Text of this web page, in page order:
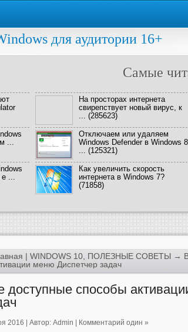
для аудитории 16+
Самые
На просторах интернета
свирепствует новый вирус, к
... (285623)
...
Отключаем или удаляем
Windows Defender в Windows 8
... (125321)
е ...
Как увеличить скорость
интернета в Windows 7?
(71858)
| WINDOWS 10 ПОЛЕЗНЫЕ СОВЕТЫ →
меню Диспетчер задач
доступные способы
2016 | Автор: Admin Комментарий один »